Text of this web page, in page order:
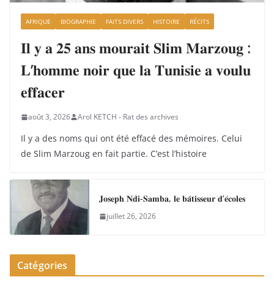
AFRIQUE BIOGRAPHIE FAITS DIVERS HISTOIRE RÉCITS
𝐈𝐥 𝐲 𝐚 𝟐𝟓 𝐚𝐧𝐬 𝐦𝐨𝐮𝐫𝐚𝐢𝐭 𝐒𝐥𝐢𝐦 𝐌𝐚𝐫𝐳𝐨𝐮𝐠 :
𝐋’𝐡𝐨𝐦𝐦𝐞 𝐧𝐨𝐢𝐫 𝐪𝐮𝐞 𝐥𝐚 𝐓𝐮𝐧𝐢𝐬𝐢𝐞 𝐚 𝐯𝐨𝐮𝐥𝐮
𝐞𝐟𝐟𝐚𝐜𝐞𝐫
août 3, 2026 Arol KETCH - Rat des archives
Il y a des noms qui ont été effacé des mémoires. Celui
de Slim Marzoug en fait partie. C’est l’histoire
𝐉𝐨𝐬𝐞𝐩𝐡 𝐍𝐝𝐢-𝐒𝐚𝐦𝐛𝐚, 𝐥𝐞 𝐛𝐚̂𝐭𝐢𝐬𝐬𝐞𝐮𝐫 𝐝’𝐞́𝐜𝐨𝐥𝐞𝐬
juillet 26, 2026
Catégories